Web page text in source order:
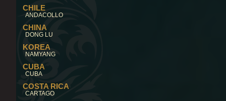
CHILE
ANDACOLLO
CHINA
DONG LU
KOREA
NAMYANG
CUBA
CUBA
COSTA RICA
CARTAGO